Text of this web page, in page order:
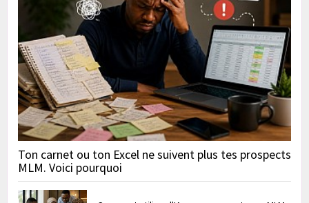
Ton carnet ou ton Excel ne suivent plus tes prospects
MLM. Voici pourquoi